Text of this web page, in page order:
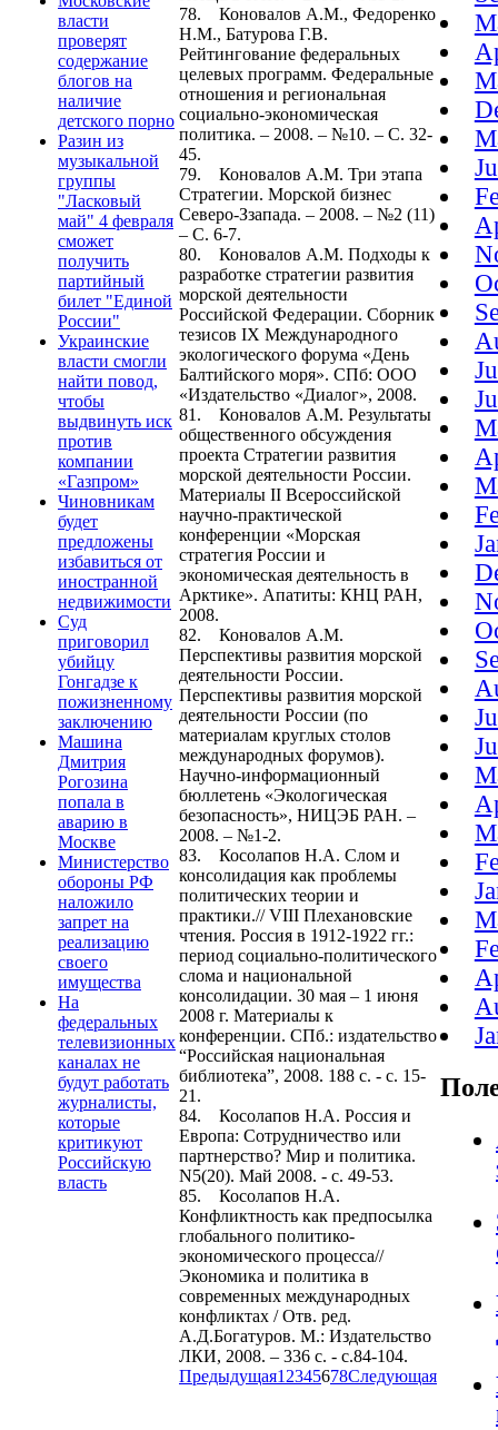
власти
проверят
содержание
блогов на
наличие
детского порно
Разин из
музыкальной
группы
"Ласковый
май" 4 февраля
сможет
получить
партийный
билет "Единой
России"
Украинские
власти смогли
найти повод,
чтобы
выдвинуть иск
против
компании
«Газпром»
Чиновникам
будет
предложены
избавиться от
иностранной
недвижимости
Суд
приговорил
убийцу
Гонгадзе к
пожизненному
заключению
Машина
Дмитрия
Рогозина
попала в
аварию в
Москве
Министерство
обороны РФ
наложило
запрет на
реализацию
своего
имущества
На
федеральных
телевизионных
каналах не
будут работать
журналисты,
которые
критикуют
Российскую
власть
78. Коновалов А.М., Федоренко
Н.М., Батурова Г.В.
Рейтингование федеральных
целевых программ. Федеральные
отношения и региональная
социально-экономическая
политика. – 2008. – №10. – С. 32-
45.
79. Коновалов А.М. Три этапа
Стратегии. Морской бизнес
Северо-Ззапада. – 2008. – №2 (11)
– С. 6-7.
80. Коновалов А.М. Подходы к
разработке стратегии развития
морской деятельности
Российской Федерации. Сборник
тезисов IX Международного
экологического форума «День
Балтийского моря». СПб: ООО
«Издательство «Диалог», 2008.
81. Коновалов А.М. Результаты
общественного обсуждения
проекта Стратегии развития
морской деятельности России.
Материалы II Всероссийской
научно-практической
конференции «Морская
стратегия России и
экономическая деятельность в
Арктике». Апатиты: КНЦ РАН,
2008.
82. Коновалов А.М.
Перспективы развития морской
деятельности России.
Перспективы развития морской
деятельности России (по
материалам круглых столов
международных форумов).
Научно-информационный
бюллетень «Экологическая
безопасность», НИЦЭБ РАН. –
2008. – №1-2.
83. Косолапов Н.А. Слом и
консолидация как проблемы
политических теории и
практики.// VIII Плехановские
чтения. Россия в 1912-1922 гг.:
период социально-политического
слома и национальной
консолидации. 30 мая – 1 июня
2008 г. Материалы к
конференции. СПб.: издательство
“Российская национальная
библиотека”, 2008. 188 с. - с. 15-
21.
84. Косолапов Н.А. Россия и
Европа: Сотрудничество или
партнерство? Мир и политика.
N5(20). Май 2008. - с. 49-53.
85. Косолапов Н.А.
Конфликтность как предпосылка
глобального политико-
экономического процесса//
Экономика и политика в
современных международных
конфликтах / Отв. ред.
А.Д.Богатуров. М.: Издательство
ЛКИ, 2008. – 336 с. - с.84-104.
Предыдущая1 2345678Следующая